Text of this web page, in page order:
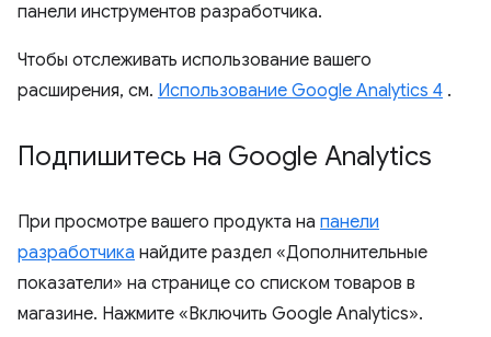
панели инструментов разработчика.
Чтобы отслеживать использование вашего
расширения, см. Использование Google Analytics 4 .
Подпишитесь на Google Analytics
При просмотре вашего продукта на панели
разработчика найдите раздел «Дополнительные
показатели» на странице со списком товаров в
магазине. Нажмите «Включить Google Analytics».